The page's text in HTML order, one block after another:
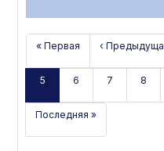
« Первая ‹
5 6 7 8
Последняя »